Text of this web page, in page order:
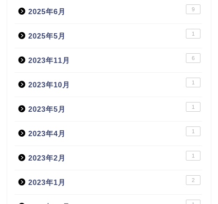
2025年6月 9
2025年5月 1
2023年11月 6
2023年10月 1
2023年5月 1
2023年4月 1
2023年2月 1
2023年1月 2